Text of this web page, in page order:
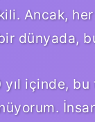
Ancak,
dünyada,
içinde,